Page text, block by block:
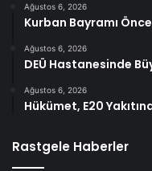
Ağustos 6, 2026
Kurban Bayramı
Ağustos 6, 2026
DEÜ Hastanesinde
Ağustos 6, 2026
Hükümet, E20
Rastgele Haberler